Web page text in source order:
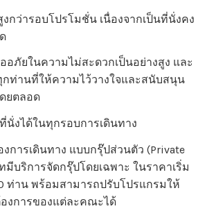
กว่ารอบโปรโมชั่น เนื่องจากเป็นที่นั่งคง
ภัยในความไม่สะดวกเป็นอย่างสูง และ
ท่านที่ให้ความไว้วางใจและสนับสนุน
ดยตลอด
นั่งได้ในทุกรอบการเดินทาง
การเดินทาง แบบกรุ๊ปส่วนตัว (Private
มีบริการจัดกรุ๊ปโดยเฉพาะ ในราคาเริ่ม
ท่าน พร้อมสามารถปรับโปรแกรมให้
งการของแต่ละคณะได้